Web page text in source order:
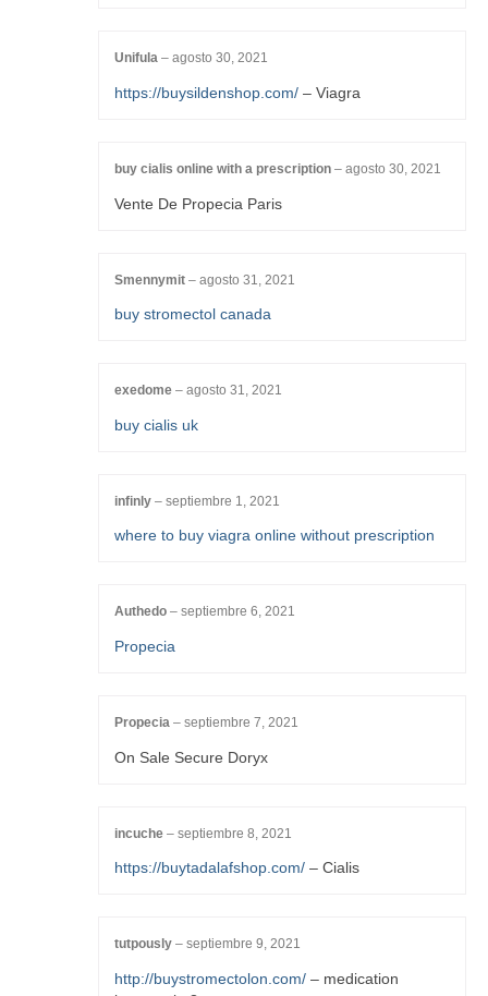
Unifula – agosto 30, 2021
https://buysildenshop.com/ – Viagra
buy cialis online with a prescription – agosto 30, 2021
Vente De Propecia Paris
Smennymit – agosto 31, 2021
buy stromectol canada
exedome – agosto 31, 2021
buy cialis uk
infinly – septiembre 1, 2021
where to buy viagra online without prescription
Authedo – septiembre 6, 2021
Propecia
Propecia – septiembre 7, 2021
On Sale Secure Doryx
incuche – septiembre 8, 2021
https://buytadalafshop.com/ – Cialis
tutpously – septiembre 9, 2021
http://buystromectolon.com/ – medication